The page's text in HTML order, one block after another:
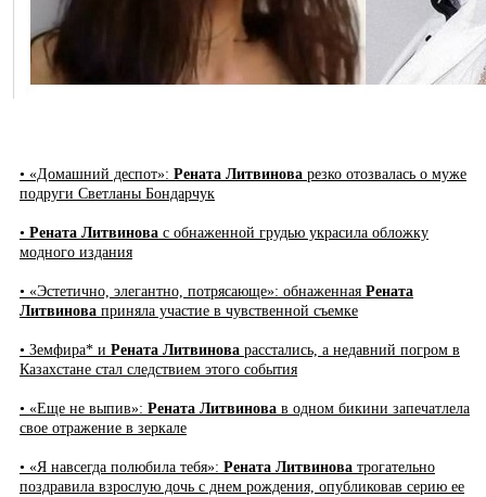
• «Домашний деспот»: Рената Литвинова резко отозвалась о муже
подруги Светланы Бондарчук
• Рената Литвинова с обнаженной грудью украсила обложку
модного издания
• «Эстетично, элегантно, потрясающе»: обнаженная Рената
Литвинова приняла участие в чувственной съемке
• Земфира* и Рената Литвинова расстались, а недавний погром в
Казахстане стал следствием этого события
• «Еще не выпив»: Рената Литвинова в одном бикини запечатлела
свое отражение в зеркале
• «Я навсегда полюбила тебя»: Рената Литвинова трогательно
поздравила взрослую дочь с днем рождения, опубликовав серию ее